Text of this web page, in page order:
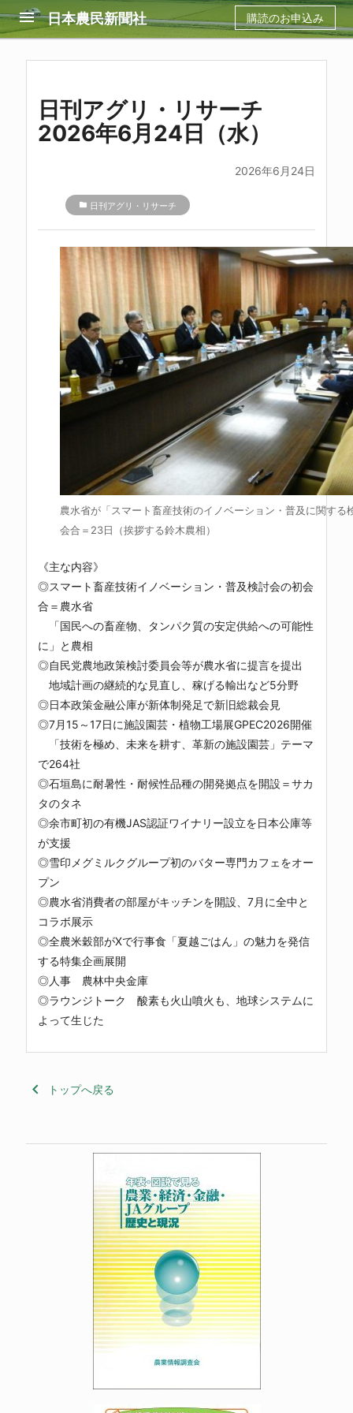
menu 日本農民新聞社 購読のお申込み
日刊アグリ・リサーチ
2026年6月24日（水）
2026年6月24日
folder 日刊アグリ・リサーチ
農水省が「スマート畜産技術のイノベーション・普及に関する
会合＝23日（挨拶する鈴木農相）
《主な内容》
◎スマート畜産技術イノベーション・普及検討会の初会
合＝農水省
「国民への畜産物、タンパク質の安定供給への可能性
に」と農相
◎自民党農地政策検討委員会等が農水省に提言を提出
地域計画の継続的な見直し、稼げる輸出など5分野
◎日本政策金融公庫が新体制発足で新旧総裁会見
◎7月15～17日に施設園芸・植物工場展GPEC2026開催
「技術を極め、未来を耕す、革新の施設園芸」テーマ
で264社
◎石垣島に耐暑性・耐候性品種の開発拠点を開設＝サカ
タのタネ
◎余市町初の有機JAS認証ワイナリー設立を日本公庫等
が支援
◎雪印メグミルクグループ初のバター専門カフェをオー
プン
◎農水省消費者の部屋がキッチンを開設、7月に全中と
コラボ展示
◎全農米穀部がXで行事食「夏越ごはん」の魅力を発信
する特集企画展開
◎人事 農林中央金庫
◎ラウンジトーク 酸素も火山噴火も、地球システムに
よって生じた
keyboard_arrow_left トップへ戻る